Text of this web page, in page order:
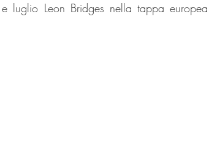
luglio Leon Bridges nella tappa